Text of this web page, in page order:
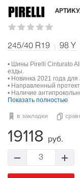
245/40 R19 98 Y
• Шины Pirelli Cinturato
езды.
• Новинка 2021 года
• Направленный
• Наличие
Показать полностью
в закладки
19118 руб.
3